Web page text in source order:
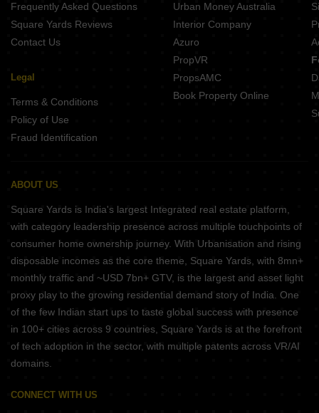
Frequently Asked Questions
Square Yards Reviews
Contact Us
Legal
Terms & Conditions
Policy of Use
Fraud Identification
Urban Money Australia
Interior Company
Azuro
PropVR
PropsAMC
Book Property Online
ABOUT US
Square Yards is India's largest Integrated real estate platform,
with category leadership presence across multiple touchpoints of
consumer home ownership journey. With Urbanisation and rising
disposable incomes as the core theme, Square Yards, with 8mn+
monthly traffic and ~USD 7bn+ GTV, is the largest and asset light
proxy play to the growing residential demand story of India. One
of the few Indian start ups to taste global success with presence
in 100+ cities across 9 countries, Square Yards is at the forefront
of tech adoption in the sector, with multiple patents across VR/AI
domains.
CONNECT WITH US